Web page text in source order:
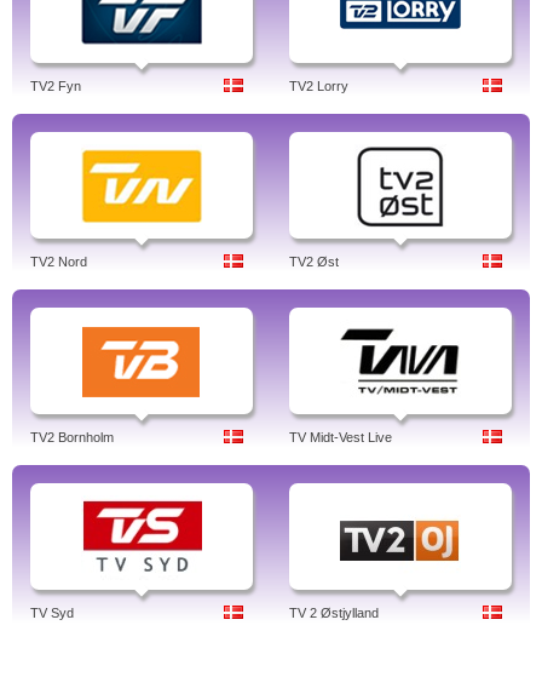
TV2 Fyn TV2 Lorry
TV2 Nord TV2 Øst
TV2 Bornholm TV Midt-Vest Live
TV Syd TV 2 Østjylland